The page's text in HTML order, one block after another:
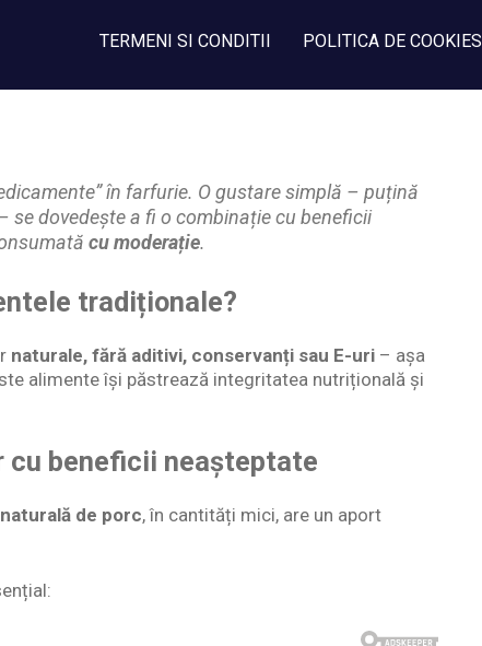
TERMENI SI CONDITII POLITICA DE COOKIES
în farfurie. O gustare simplă – puțină
se dovedește a fi o combinație cu beneficii
cu moderație.
tradiționale?
naturale, fără aditivi, conservanți sau E-uri – așa
alimente își păstrează integritatea nutrițională și
cu beneficii neașteptate
de porc, în cantități mici, are un aport